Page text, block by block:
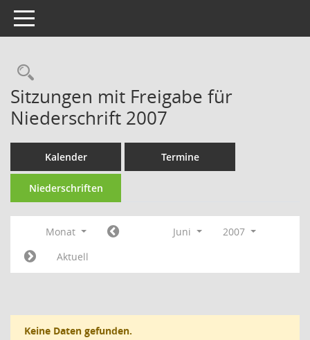
Toggle navigation
Rechercheauswahl
Sitzungen mit Freigabe für
Niederschrift 2007
Kalender Termine
Niederschriften
Monat Juni
2007
Aktuell
Keine Daten gefunden.